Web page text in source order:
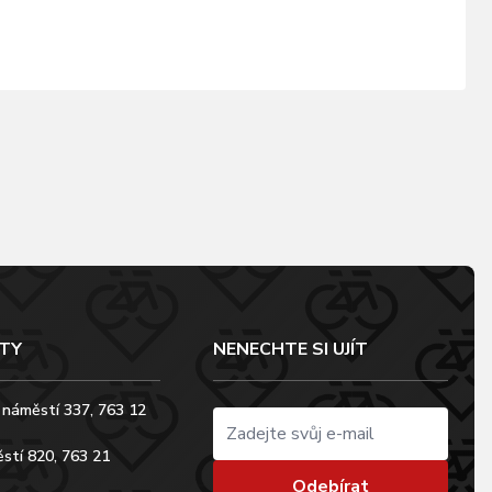
337, 763 12
820, 763 21
NENECHTE SI UJÍT
Odebírat